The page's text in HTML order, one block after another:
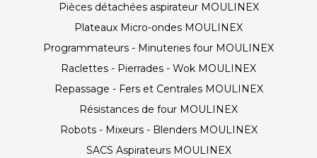
Pièces détachées aspirateur MOULINEX
Plateaux Micro-ondes MOULINEX
Programmateurs - Minuteries four MOULINEX
Raclettes - Pierrades - Wok MOULINEX
Repassage - Fers et Centrales MOULINEX
Résistances de four MOULINEX
Robots - Mixeurs - Blenders MOULINEX
SACS Aspirateurs MOULINEX